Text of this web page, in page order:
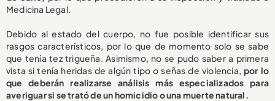
Medicina Legal.
Debido al estado del cuerpo, no fue posible identificar sus
rasgos característicos, por lo que de momento solo se sabe
que tenía tez trigueña. Asimismo, no se pudo saber a primera
vista si tenía heridas de algún tipo o señas de violencia, por lo
que deberán realizarse análisis más especializados para
averiguar si se trató de un homicidio o una muerte natural.